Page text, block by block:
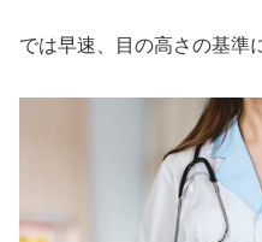
では早速、目の高さの基準